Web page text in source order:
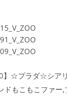
】☆プラダ☆シア
ドもこもこファー,